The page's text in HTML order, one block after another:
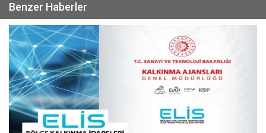
Benzer Haberler